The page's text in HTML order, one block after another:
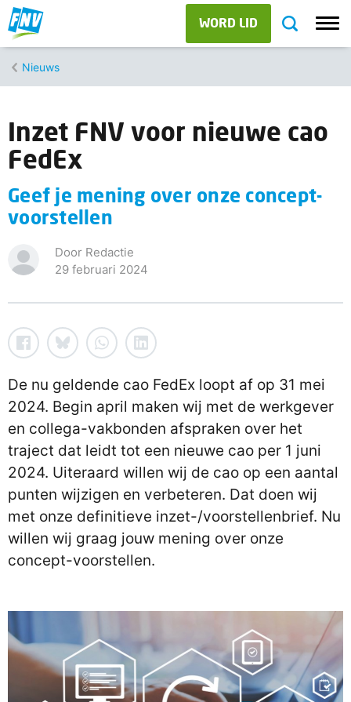
WORD LID
Nieuws
Inzet FNV voor nieuwe cao
FedEx
Geef je mening over onze concept-
voorstellen
Door Redactie
29 februari 2024
De nu geldende cao FedEx loopt af op 31 mei
2024. Begin april maken wij met de werkgever
en collega-vakbonden afspraken over het
traject dat leidt tot een nieuwe cao per 1 juni
2024. Uiteraard willen wij de cao op een aantal
punten wijzigen en verbeteren. Dat doen wij
met onze definitieve inzet-/voorstellenbrief. Nu
willen wij graag jouw mening over onze
concept-voorstellen.